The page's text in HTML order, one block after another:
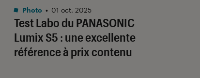
Test Labo du PANASONIC
Lumix S5 : une excellente
référence à prix contenu
Noté 4 étoiles sur 5
Photo • 01 oct. 2025